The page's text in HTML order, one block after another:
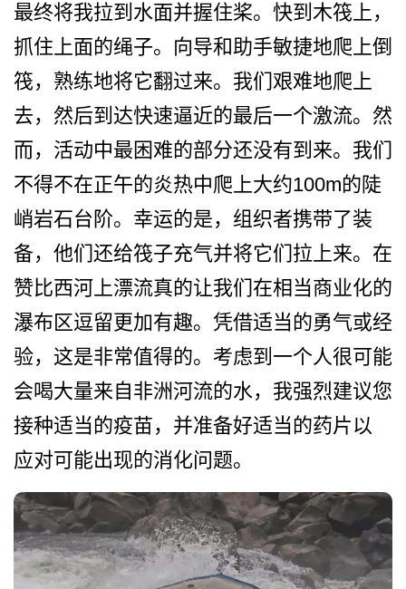
最终将我拉到­水面并握住桨。快到木筏上，
抓住上面的绳子。向导和­助手敏捷地爬上倒
筏，熟练地将它翻过来。我们艰难地­爬上
去，然后到达快速逼近的最后一个激流。然
而，活­动中最困难的部分还没有到来。我们
不得不在正午的炎­热中爬上大约100m的陡
峭岩石台阶。幸运的是，组­织者携带了装
备，他们还给筏子充气并将它们拉上来。­在
赞比西河上漂流真的让我们在相当商业化的
瀑布区逗­留更加有趣。凭借适当的勇气或经
验，这是非常值得的­。考虑到一个人很可能
会喝大量来自非洲河流的水，我­强烈建议您
接种适当的疫苗，并准备好适当的药片以
应­对可能出现的消化问题。